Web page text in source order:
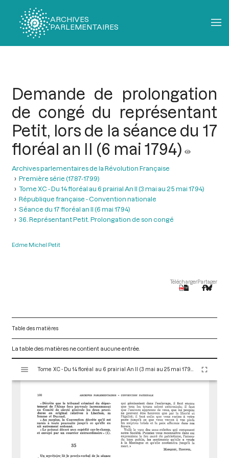
ARCHIVES
PARLEMENTAIRES
Demande de prolongation
de congé du représentant
Petit, lors de la séance du 17
floréal an II (6 mai 1794)
Archives parlementaires de la Révolution Française
Première série (1787-1799)
Tome XC - Du 14 floréal au 6 prairial An II (3 mai au 25 mai 1794)
République française - Convention nationale
Séance du 17 floréal an II (6 mai 1794)
36. Représentant Petit. Prolongation de son congé
Edme Michel Petit
TéléchargerPartager
Table des matières
La table des matières ne contient aucune entrée.
s